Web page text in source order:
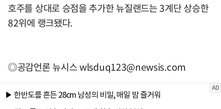
호주를 상대로 승점을 추가한 뉴질랜드는 3계단 상승한
82위에 랭크됐다.
◎공감언론 뉴시스wlsduq123@newsis.com